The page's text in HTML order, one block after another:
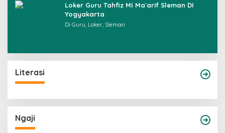
Loker Guru Tahfiz MI Ma`arif Sleman DI
Yogyakarta
Di Guru, Loker, Sleman
Literasi
Ngaji